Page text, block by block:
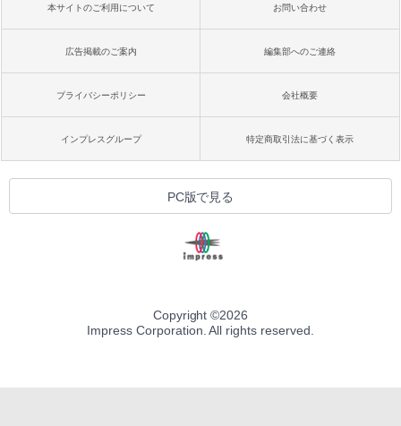
本サイトのご利用について お問い合わせ
広告掲載のご案内 編集部へのご連絡
プライバシーポリシー 会社概要
インプレスグループ 特定商取引法に基づく表示
PC版で見る
Copyright ©2026
Impress Corporation. All rights reserved.